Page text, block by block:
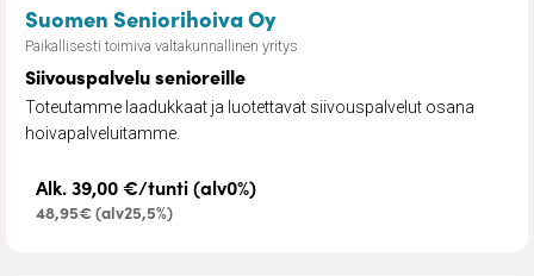
Suomen Seniorihoiva Oy– Siivouspalvelu
Paikallisesti toimiva valtakunnallinen yritys
Siivouspalvelu senioreille
Toteutamme laadukkaat ja luotettavat siivouspalvelut osana
hoivapalveluitamme.
Alk. 39,00 €/tunti (alv0%)
48,95€ (alv25,5%)